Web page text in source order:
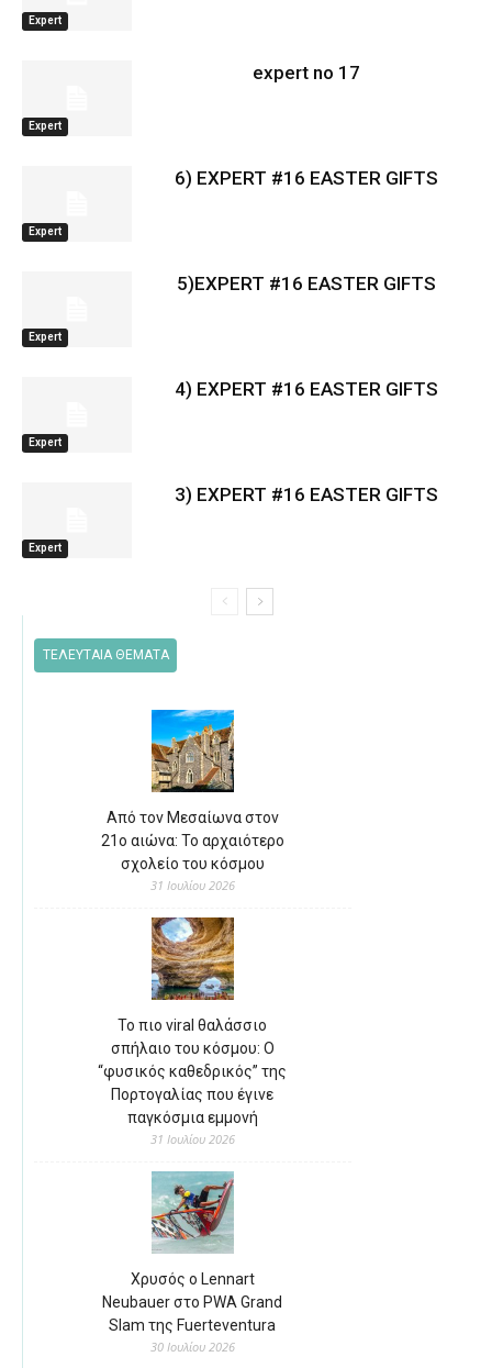
Expert
Expert
expert no 17
Expert
6) EXPERT #16 EASTER GIFTS
Expert
5)EXPERT #16 EASTER GIFTS
Expert
4) EXPERT #16 EASTER GIFTS
Expert
3) EXPERT #16 EASTER GIFTS
ΤΕΛΕΥΤΑΙΑ ΘΕΜΑΤΑ
Από τον Μεσαίωνα στον
21ο αιώνα: Το αρχαιότερο
σχολείο του κόσμου
31 Ιουλίου 2026
Το πιο viral θαλάσσιο
σπήλαιο του κόσμου: Ο
“φυσικός καθεδρικός” της
Πορτογαλίας που έγινε
παγκόσμια εμμονή
31 Ιουλίου 2026
Χρυσός ο Lennart
Neubauer στο PWA Grand
Slam της Fuerteventura
30 Ιουλίου 2026